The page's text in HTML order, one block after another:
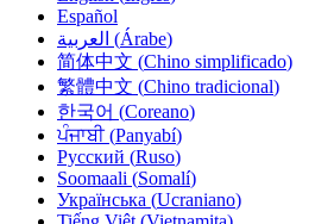
Español
العربية (Árabe)
简体中文 (Chino simplificado)
繁體中文 (Chino tradicional)
한국어 (Coreano)
ਪੰਜਾਬੀ(Panyabí)
Русский (Ruso)
Soomaali (Somalí)
Українська (Ucraniano)